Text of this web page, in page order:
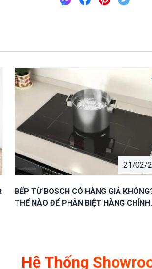
21/02/
BẾP TỪ BOSCH CÓ HÀNG GIẢ
THẾ NÀO ĐỂ PHÂN BIỆT HÀNG CHÍNH
Hệ Thống